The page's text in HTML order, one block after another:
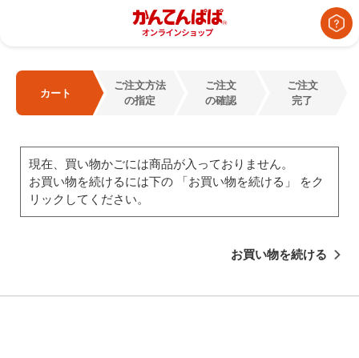
カート
ご注文方法
の指定
ご注文
の確認
ご注文
完了
現在、買い物かごには商品が入っておりません。
お買い物を続けるには下の 「お買い物を続ける」 をク
リックしてください。
お買い物を続ける